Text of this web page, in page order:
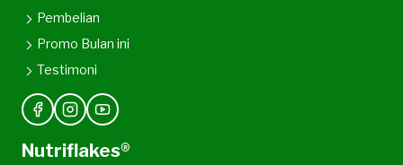
Pembelian
Promo Bulan ini
Testimoni
Nutriflakes®